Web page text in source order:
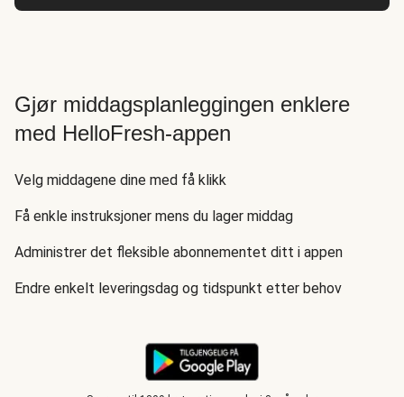
Gjør middagsplanleggingen enklere
med HelloFresh-appen
Velg middagene dine med få klikk
Få enkle instruksjoner mens du lager middag
Administrer det fleksible abonnementet ditt i appen
Endre enkelt leveringsdag og tidspunkt etter behov